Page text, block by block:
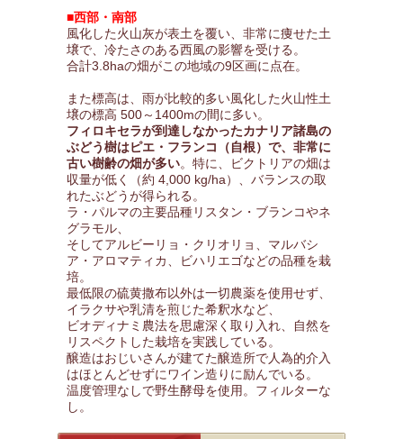
■西部・南部
風化した火山灰が表土を覆い、非常に痩せた土
壌で、冷たさのある西風の影響を受ける。
合計3.8haの畑がこの地域の9区画に点在。
また標高は、雨が比較的多い風化した火山性土
壌の標高 500～1400mの間に多い。
フィロキセラが到達しなかったカナリア諸島の
ぶどう樹はピエ・フランコ（自根）で、非常に
古い樹齢の畑が多い。特に、ビクトリアの畑は
収量が低く（約 4,000 kg/ha）、バランスの取
れたぶどうが得られる。
ラ・パルマの主要品種リスタン・ブランコやネ
グラモル、
そしてアルビーリョ・クリオリョ、マルバシ
ア・アロマティカ、ビハリエゴなどの品種を栽
培。
最低限の硫黄撒布以外は一切農薬を使用せず、
イラクサや乳清を煎じた希釈水など、
ビオディナミ農法を思慮深く取り入れ、自然を
リスペクトした栽培を実践している。
醸造はおじいさんが建てた醸造所で人為的介入
はほとんどせずにワイン造りに励んでいる。
温度管理なしで野生酵母を使用。フィルターな
し。